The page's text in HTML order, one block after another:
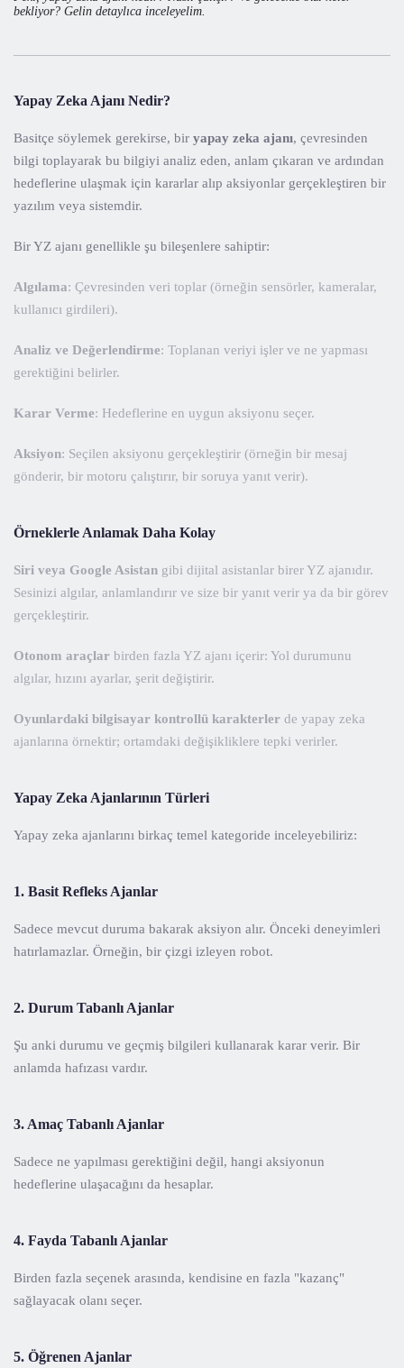
bekliyor? Gelin detaylıca inceleyelim.
Yapay Zeka Ajanı Nedir?
Basitçe söylemek gerekirse, bir yapay zeka ajanı, çevresinden
bilgi toplayarak bu bilgiyi analiz eden, anlam çıkaran ve ardından
hedeflerine ulaşmak için kararlar alıp aksiyonlar gerçekleştiren bir
yazılım veya sistemdir.
Bir YZ ajanı genellikle şu bileşenlere sahiptir:
Algılama: Çevresinden veri toplar (örneğin sensörler, kameralar,
kullanıcı girdileri).
Analiz ve Değerlendirme: Toplanan veriyi işler ve ne yapması
gerektiğini belirler.
Karar Verme: Hedeflerine en uygun aksiyonu seçer.
Aksiyon: Seçilen aksiyonu gerçekleştirir (örneğin bir mesaj
gönderir, bir motoru çalıştırır, bir soruya yanıt verir).
Örneklerle Anlamak Daha Kolay
Siri veya Google Asistan gibi dijital asistanlar birer YZ ajanıdır.
Sesinizi algılar, anlamlandırır ve size bir yanıt verir ya da bir görev
gerçekleştirir.
Otonom araçlar birden fazla YZ ajanı içerir: Yol durumunu
algılar, hızını ayarlar, şerit değiştirir.
Oyunlardaki bilgisayar kontrollü karakterler de yapay zeka
ajanlarına örnektir; ortamdaki değişikliklere tepki verirler.
Yapay Zeka Ajanlarının Türleri
Yapay zeka ajanlarını birkaç temel kategoride inceleyebiliriz:
1. Basit Refleks Ajanlar
Sadece mevcut duruma bakarak aksiyon alır. Önceki deneyimleri
hatırlamazlar. Örneğin, bir çizgi izleyen robot.
2. Durum Tabanlı Ajanlar
Şu anki durumu ve geçmiş bilgileri kullanarak karar verir. Bir
anlamda hafızası vardır.
3. Amaç Tabanlı Ajanlar
Sadece ne yapılması gerektiğini değil, hangi aksiyonun
hedeflerine ulaşacağını da hesaplar.
4. Fayda Tabanlı Ajanlar
Birden fazla seçenek arasında, kendisine en fazla "kazanç"
sağlayacak olanı seçer.
5. Öğrenen Ajanlar